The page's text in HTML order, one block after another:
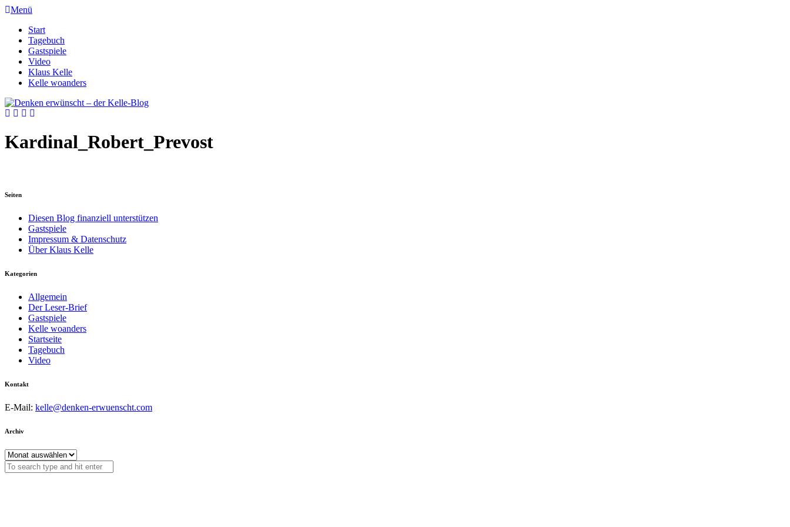
Menü
Start
Tagebuch
Gastspiele
Video
Klaus Kelle
Kelle woanders
Kardinal_Robert_Prevost
Seiten
Diesen Blog finanziell unterstützen
Gastspiele
Impressum & Datenschutz
Über Klaus Kelle
Kategorien
Allgemein
Der Leser-Brief
Gastspiele
Kelle woanders
Startseite
Tagebuch
Video
Kontakt
E-Mail: kelle@denken-erwuenscht.com
Archiv
Archiv